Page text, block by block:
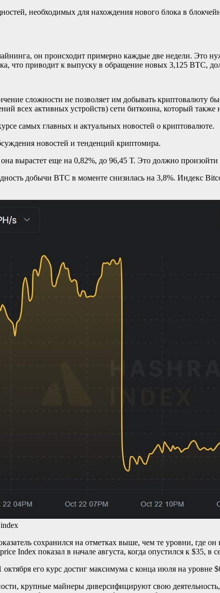
необходимых для нахождения нового блока в
он происходит примерно каждые две недели. Это
что приводит к выпуску в обращение новых 3,125 BTC,
сложности не позволяет им добывать криптовалюту
всех активных устройств) сети биткоина, который
самых главных и актуальных новостей о криптовалюте.
новостей и тенденций криптомира.
вырастет еще на 0,82%, до 96,45 Т. Это должно
добычи BTC в моменте снизилась на 3,8%. Индекс
сохранился на отметках выше, чем те уровни, где
Index показал в начале августа, когда опустился к $35, в
его курс достиг максимума с конца июля на уровне
крупные майнеры диверсифицируют свою